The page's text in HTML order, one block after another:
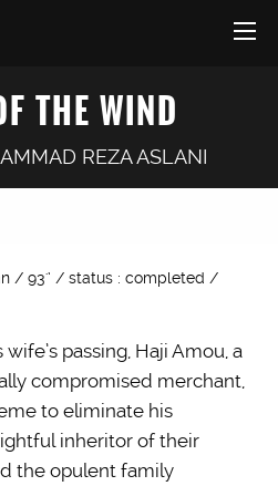
THE WIND
REZA ASLANI
/ 93'’ / status : completed /
passing, Haji Amou, a
compromised merchant,
to eliminate his
inheritor of their
the opulent family